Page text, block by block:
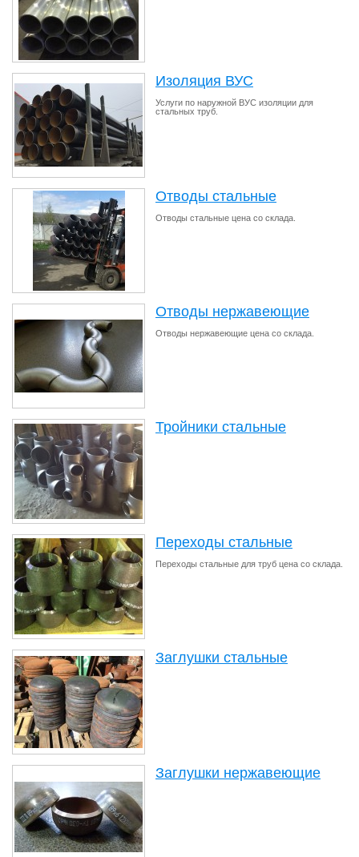
Изоляция ВУС
Услуги по наружной ВУС изоляции для
стальных труб.
Отводы стальные
Отводы стальные цена со склада.
Отводы нержавеющие
Отводы нержавеющие цена со склада.
Тройники стальные
Переходы стальные
Переходы стальные для труб цена со склада.
Заглушки стальные
Заглушки нержавеющие